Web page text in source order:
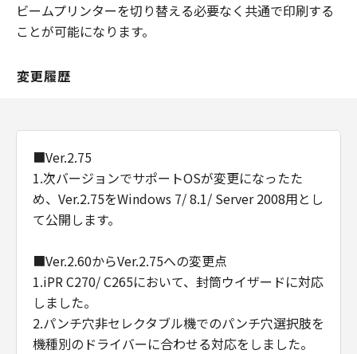
ビームプリンターを切り替える必要なく共通で印刷する
ことが可能になります。
変更履歴
■Ver.2.75
1.次バージョンでサポートOSが変更になったた
め、Ver.2.75をWindows 7/ 8.1/ Server 2008用とし
て公開します。
■Ver.2.60からVer.2.75への変更点
1.iPR C270/ C265において、封筒ウイザードに対応
しました。
2.パンチ穴非セレクタブル機でのパンチ穴選択肢を
機種別のドライバーに合わせる対応をしました。